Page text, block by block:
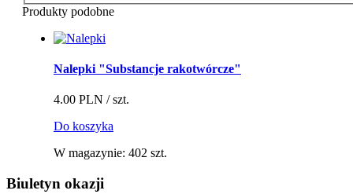
Produkty podobne
Nalepki "Substancje rakotwórcze"
4.00 PLN / szt.
Do koszyka
W magazynie: 402 szt.
Biuletyn okazji